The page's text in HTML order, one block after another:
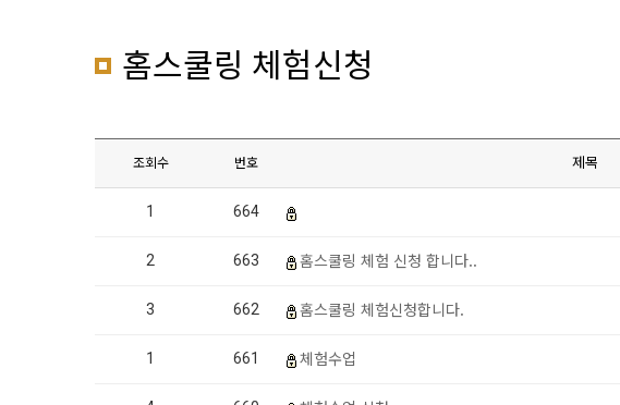
홈스쿨링 체험신청
조회수 번호 제목
1 664
2 663 홈스쿨링 체험 신청 합니다..
3 662 홈스쿨링 체험신청합니다.
1 661 체험수업